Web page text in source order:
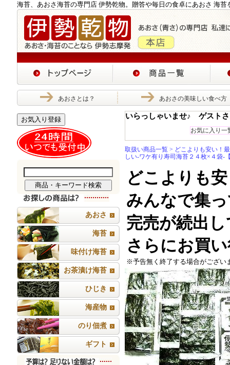
海苔、あおさ海苔の専門店 伊勢乾物。贈答や毎日の食卓にあおさ 海苔
あおさとは？ あおさの美味しい食べ方
お気入り登録
あおさ
海苔
味付け海苔
お茶漬け海苔
ひじき
海産物
のり佃煮
ギフト
いらっしゃいませ♪ ゲスト
お気に入り一
取扱い商品一覧> どこよりも安い！
しい-ワケ有り寿司海苔２４枚×４袋-
どこよりも
みんなで集
完売が続出
さらにお買
※予告無く終了する場合がござい